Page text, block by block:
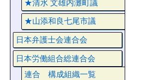
★清水 文雄内灘町議
★山添和良七尾市議
日本弁護士会連合会
日本労働組合総連合会
連合 構成組織一覧